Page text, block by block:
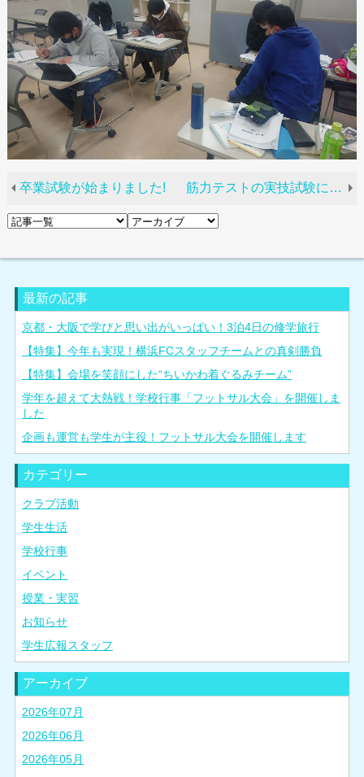
卒業試験が始まりました! 筋力テストの実技試験にお邪魔しました!
最新の記事
京都・大阪で学びと思い出がいっぱい！3泊4日の修学旅行
【特集】今年も実現！横浜FCスタッフチームとの真剣勝負
【特集】会場を笑顔にした“ちいかわ着ぐるみチーム”
学年を超えて大熱戦！学校行事「フットサル大会」を開催しま
した
企画も運営も学生が主役！フットサル大会を開催します
カテゴリー
クラブ活動
学生生活
学校行事
イベント
授業・実習
お知らせ
学生広報スタッフ
アーカイブ
2026年07月
2026年06月
2026年05月